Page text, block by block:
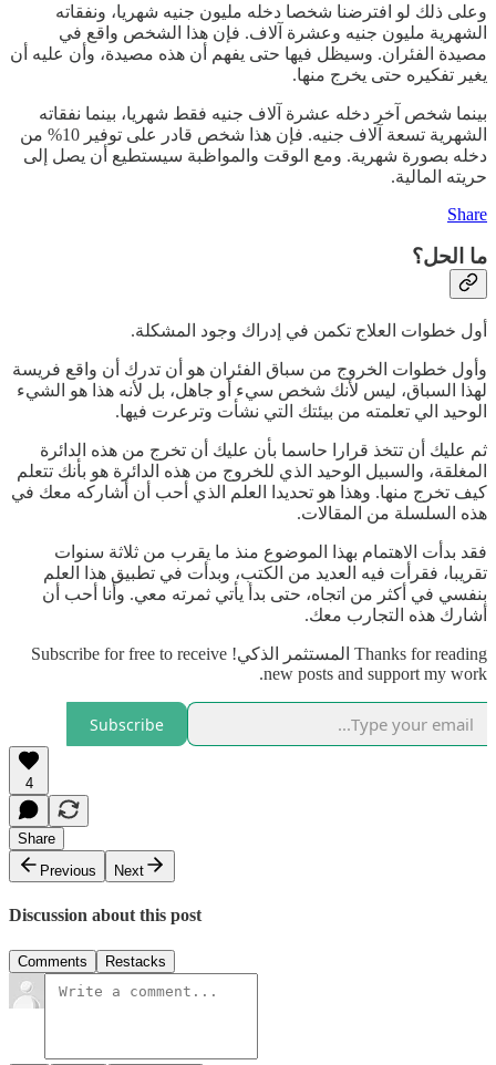
وعلى ذلك لو افترضنا شخصا دخله مليون جنيه شهريا، ونفقاته
الشهرية مليون جنيه وعشرة آلاف. فإن هذا الشخص واقع في
مصيدة الفئران. وسيظل فيها حتى يفهم أن هذه مصيدة، وأن عليه أن
يغير تفكيره حتى يخرج منها.
بينما شخص آخر دخله عشرة آلاف جنيه فقط شهريا، بينما نفقاته
الشهرية تسعة آلاف جنيه. فإن هذا شخص قادر على توفير 10% من
دخله بصورة شهرية. ومع الوقت والمواظبة سيستطيع أن يصل إلى
حريته المالية.
Share
ما الحل؟
أول خطوات العلاج تكمن في إدراك وجود المشكلة.
وأول خطوات الخروج من سباق الفئران هو أن تدرك أن واقع فريسة
لهذا السباق، ليس لأنك شخص سيء أو جاهل، بل لأنه هذا هو الشيء
الوحيد الي تعلمته من بيئتك التي نشأت وترعرت فيها.
ثم عليك أن تتخذ قرارا حاسما بأن عليك أن تخرج من هذه الدائرة
المغلقة، والسبيل الوحيد الذي للخروج من هذه الدائرة هو بأنك تتعلم
كيف تخرج منها. وهذا هو تحديدا العلم الذي أحب أن أشاركه معك في
هذه السلسلة من المقالات.
فقد بدأت الاهتمام بهذا الموضوع منذ ما يقرب من ثلاثة سنوات
تقريبا، فقرأت فيه العديد من الكتب، وبدأت في تطبيق هذا العلم
بنفسي في أكثر من اتجاه، حتى بدأ يأتي ثمرته معي. وأنا أحب أن
أشارك هذه التجارب معك.
Thanks for reading المستثمر الذكي! Subscribe for free to receive
new posts and support my work.
Subscribe
4
Share
Previous
Next
Discussion about this post
Comments Restacks